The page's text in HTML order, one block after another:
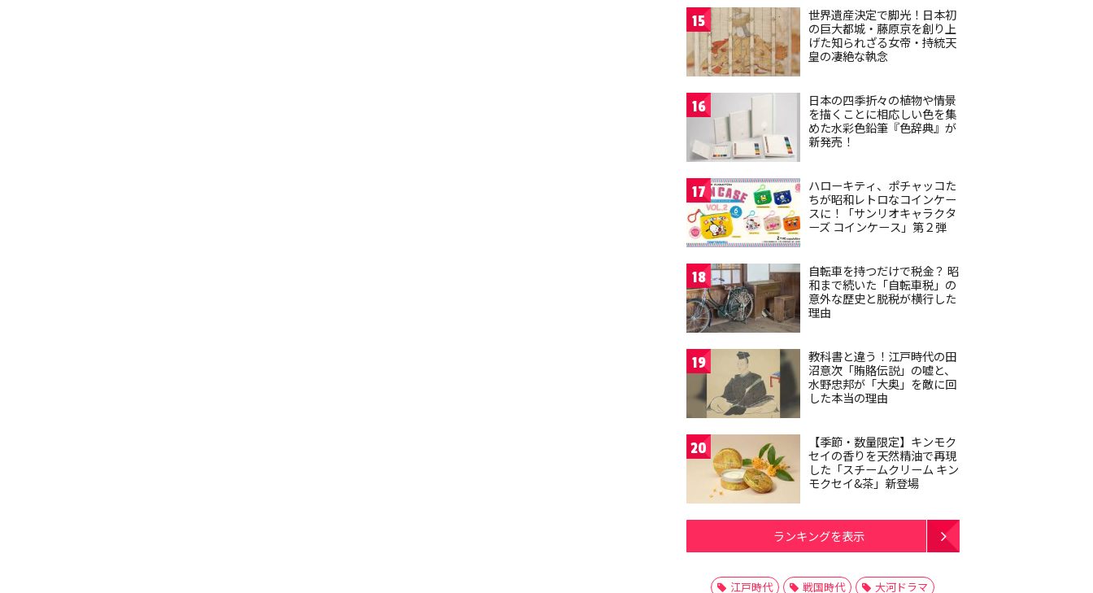
15
世界遺産決定で脚光！日本初
の巨大都城・藤原京を創り上
げた知られざる女帝・持統天
皇の凄絶な執念
16
日本の四季折々の植物や情景
を描くことに相応しい色を集
めた水彩色鉛筆『色辞典』が
新発売！
17
ハローキティ、ポチャッコた
ちが昭和レトロなコインケー
スに！「サンリオキャラクタ
ーズ コインケース」第２弾
18
自転車を持つだけで税金？ 昭
和まで続いた「自転車税」の
意外な歴史と脱税が横行した
理由
19
教科書と違う！江戸時代の田
沼意次「賄賂伝説」の嘘と、
水野忠邦が「大奥」を敵に回
した本当の理由
20
【季節・数量限定】キンモク
セイの香りを天然精油で再現
した「スチームクリーム キン
モクセイ&茶」新登場
ランキングを表示
江戸時代 戦国時代
大河ドラマ